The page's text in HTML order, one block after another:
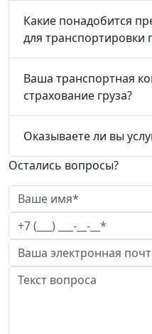
Какие понадобится
для транспортировки
Ваша транспортная
страхование груза?
Оказываете ли вы
Остались вопросы?